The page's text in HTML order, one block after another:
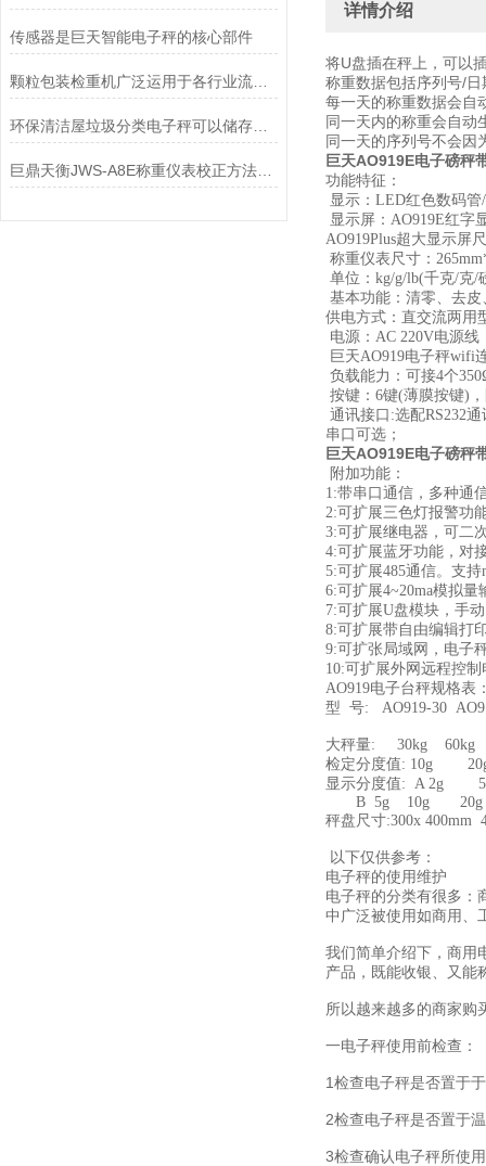
传感器是巨天智能电子秤的核心部件
颗粒包装检重机广泛运用于各行业流动性较好的物料称重包装
环保清洁屋垃圾分类电子秤可以储存四桶分类吗？
巨鼎天衡JWS-A8E称重仪表校正方法介绍
详情介绍
将U盘插在秤上，可以
称重数据包括序列号/
每一天的称重数据会自
同一天内的称重会自动
同一天的序列号不会因
巨天AO919E电子磅秤
功能特征：
显示：LED红色数码
显示屏：AO919E红字
AO919Plus超大显示屏
称重仪表尺寸：
单位：kg/g/lb(千克/克/
基本功能：清零、去
供电方式：直交流两用
电源：AC 220V电源
巨天AO919电子秤wifi
负载能力：可接4个
按键：6键(薄膜按键)
通讯接口:选配RS232
串口可选；
巨天AO919E电子磅秤
附加功能：
1:带串口通信，多种通
2:可扩展三色灯报警功
3:可扩展继电器，可二
4:可扩展蓝牙功能，对
5:可扩展485通信。支持
6:可扩展4~20ma模拟量
7:可扩展U盘模块，手
8:可扩展带自由编辑打
9:可扩张局域网，电子
10:可扩展外网远程控
AO919电子台秤规格表
型 号: AO919-30
大秤量: 30kg
检定分度值: 10g
显示分度值: A
B 5g 10g
秤盘尺寸:300x 400mm
以下仅供参考：
电子秤的使用维护
电子秤的分类有很多：
中广泛被使用如商用、
我们简单介绍下，商用
产品，既能收银、又能
所以越来越多的商家购
一电子秤使用前检查：
1检查电子秤是否置于
2检查电子秤是否置于
3检查确认电子秤所使